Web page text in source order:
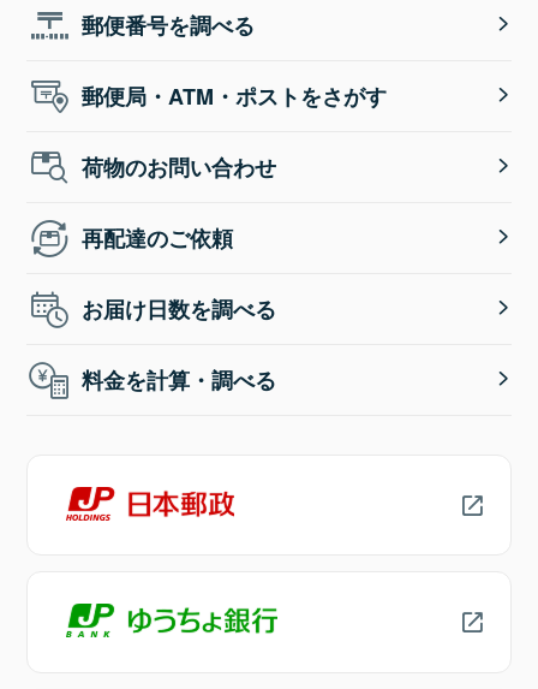
郵便番号を調べる
郵便局・ATM・ポストをさがす
荷物のお問い合わせ
再配達のご依頼
お届け日数を調べる
料金を計算・調べる